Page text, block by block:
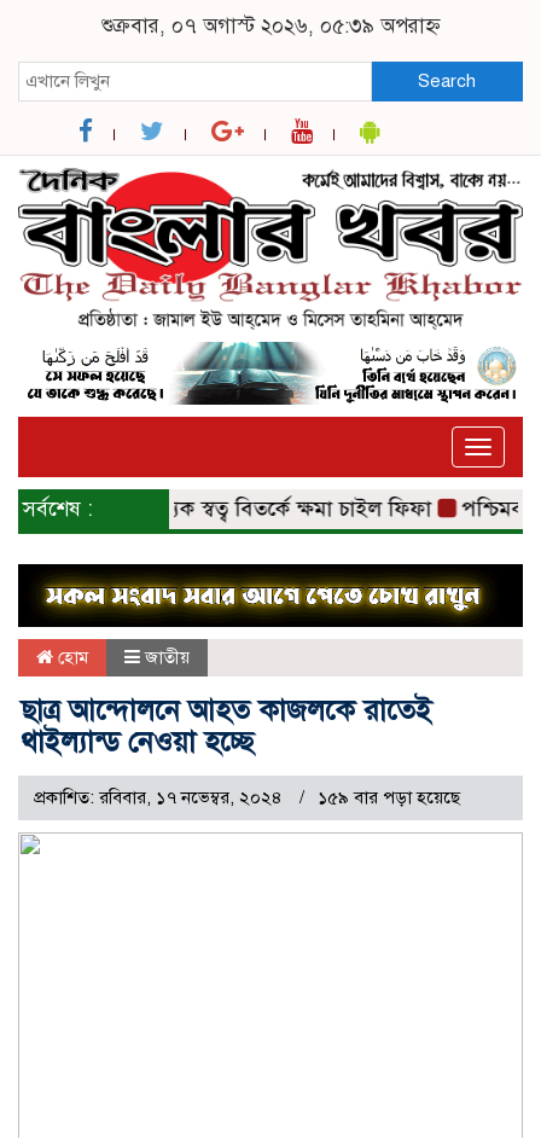
শুক্রবার, ০৭ অগাস্ট ২০২৬, ০৫:৩৯ অপরাহ্ন
Search
Toggle
সর্বশেষ :
বিশ্বকাপ বাণিজ্যিক স্বত্ব বিতর্কে ক্ষমা চাইল ফিফা পশ্চিমবঙ্গে
হোম জাতীয়
ছাত্র আন্দোলনে আহত কাজলকে রাতেই
থাইল্যান্ড নেওয়া হচ্ছে
প্রকাশিত: রবিবার, ১৭ নভেম্বর, ২০২৪ ১৫৯ বার পড়া হয়েছে